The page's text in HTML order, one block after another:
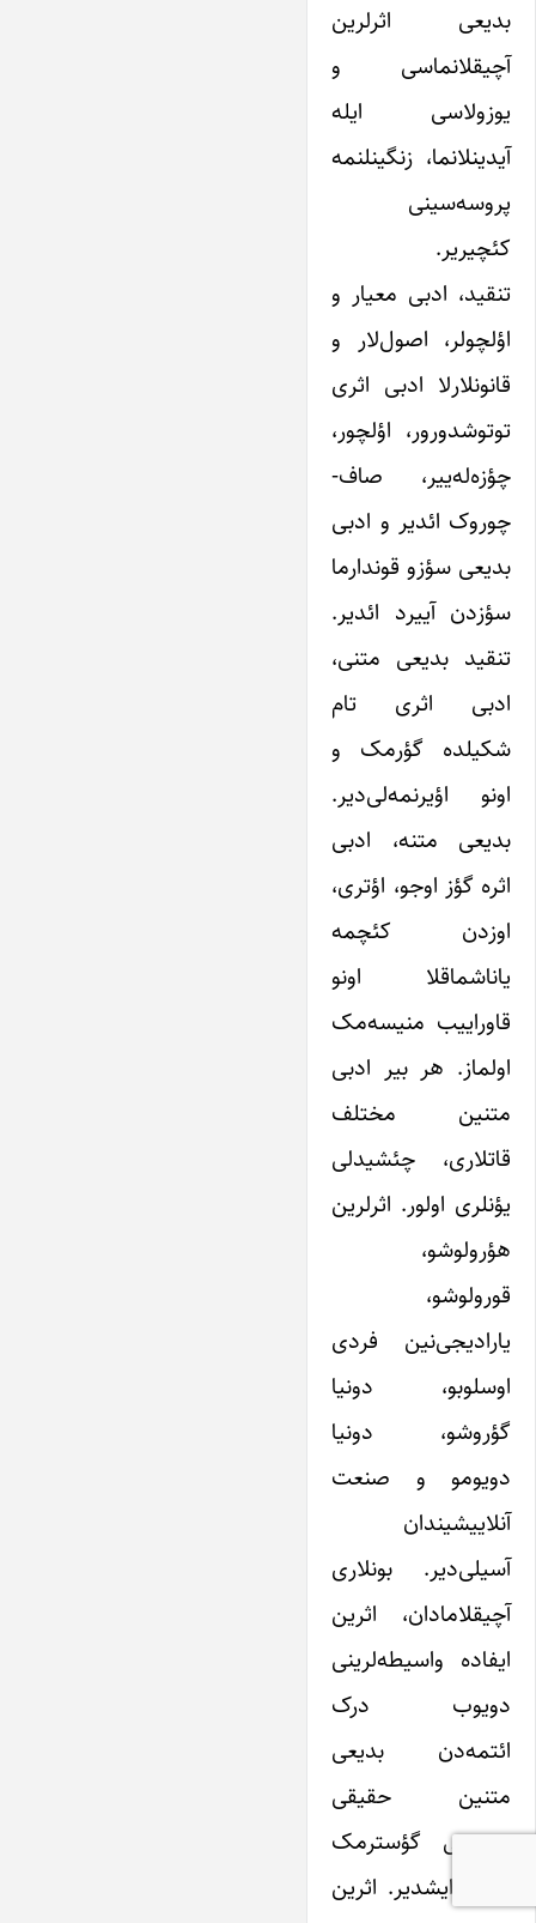
بدیعی اثر‌لرین
آچیقلانماسی و
یوزولاسی ایله
آیدینلانما، زنگینلنمه
پروسه‌سینی
کئچیریر.
تنقید، ادبی معیار و
اؤلچولر، اصول‌لار و
قانونلارلا ادبی اثری
توتوشدورور، اؤلچور،
چؤزه‌له‌ییر، صاف-
چوروک ائدیر و ادبی
بدیعی سؤزو قوندارما
سؤزدن آییرد ائدیر.
تنقید بدیعی متنی،
ادبی اثری تام
شکیلده گؤرمک و
اونو اؤیرنمه‌لی‌دیر.
بدیعی متنه، ادبی
اثره گؤز اوجو، اؤتری،
اوزدن کئچمه
یاناشماقلا اونو
قاوراییب منیسه‌مک
اولماز. هر بیر ادبی
متنین مختلف
قاتلاری، چئشیدلی
یؤنلری اولور. اثر‌لرین
هؤرولوشو،
قورولوشو،
یارادیجی‌نین فردی
اوسلوبو، دونیا
گؤروشو، دونیا
دویومو و صنعت
آنلاییشیندان
آسیلی‌دیر. بونلاری
آچیقلامادان، اثرین
ایفاده واسیطه‌‌‌لرینی
دویوب درک
ائتمه‌دن بدیعی
متنین حقیقی
ده‌یرینی گؤسترمک
چتین ایشدیر. اثرین